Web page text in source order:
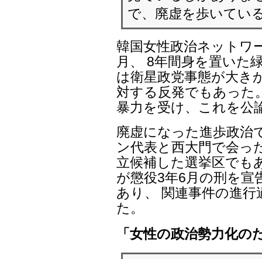
で、廃虚を歩いてい
韓国女性政治ネットワ
月、 8年間身を置いた
は衛星政党事態が大き
対する反発でもあった
暴力を受け、これを公
廃虚になった進歩政治
ン代表と西大門で会っ
立候補した選挙区でも
が懲役3年6月の刑を宣
あり、 関連事件の進
た。
「女性の政治勢力化